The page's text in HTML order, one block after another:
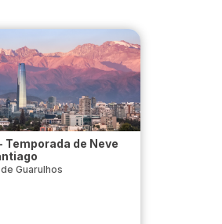
Temporada de Neve
Guarulhos